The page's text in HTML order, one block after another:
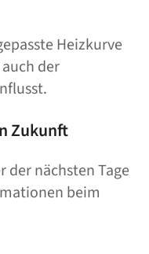
Heizkurve
der
Zukunft
der nächsten Tage
beim